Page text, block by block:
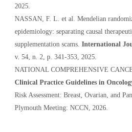
2025.
NASSAN, F. L. et al. Mendelian
epidemiology: separating causal
supplementation scams. International
v. 54, n. 2, p. 341-353, 2025.
NATIONAL COMPREHENSIVE
Clinical Practice Guidelines in
Risk Assessment: Breast, Ovarian, and
Plymouth Meeting: NCCN, 2026.